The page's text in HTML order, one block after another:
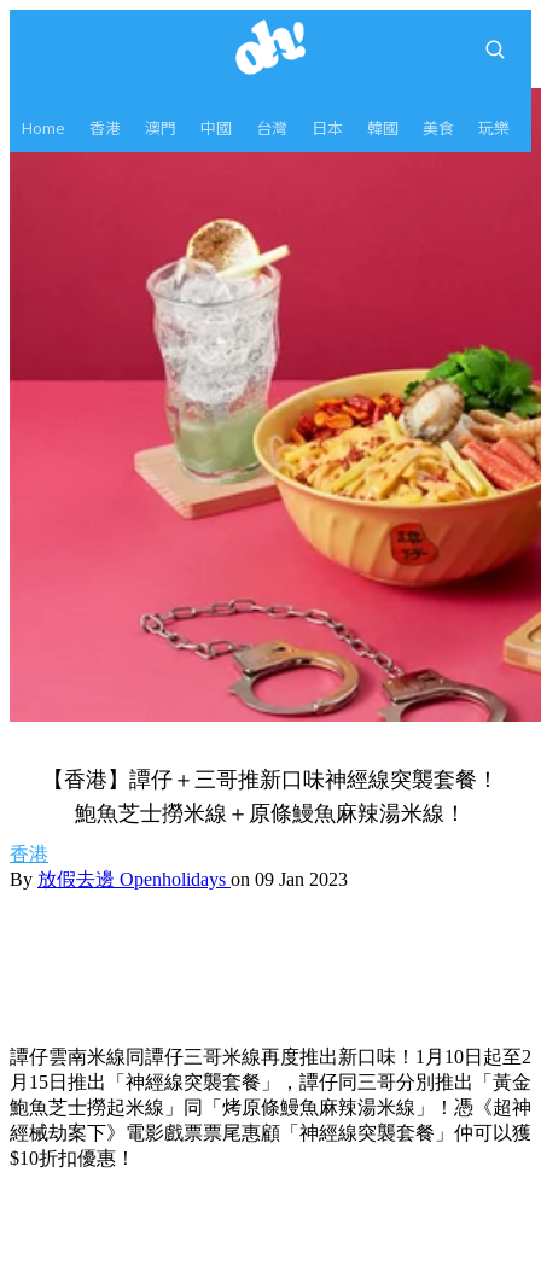
Home 香港 澳門 中國 台灣 日本 韓國 美食 玩樂
【香港】譚仔＋三哥推新口味神經線突襲套餐！
鮑魚芝士撈米線＋原條鰻魚麻辣湯米線！
香港
By 放假去邊 Openholidays on 09 Jan 2023
譚仔雲南米線同譚仔三哥米線再度推出新口味！1月10日起至2
月15日推出「神經線突襲套餐」，譚仔同三哥分別推出「黃金
鮑魚芝士撈起米線」同「烤原條鰻魚麻辣湯米線」！憑《超神
經械劫案下》電影戲票票尾惠顧「神經線突襲套餐」仲可以獲
$10折扣優惠！